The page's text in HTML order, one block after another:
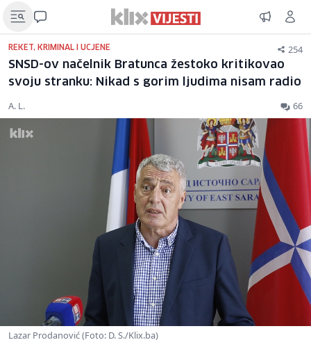
REKET, KRIMINAL I UCJENE 254
SNSD-ov načelnik Bratunca žestoko kritikovao
svoju stranku: Nikad s gorim ljudima nisam radio
A. L. 66
Lazar Prodanović (Foto: D. S./Klix.ba)